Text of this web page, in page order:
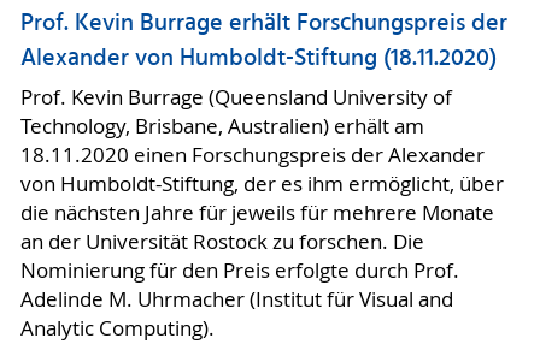
Prof. Kevin Burrage erhält Forschungspreis der
Alexander von Humboldt-Stiftung (18.11.2020)
Prof. Kevin Burrage (Queensland University of
Technology, Brisbane, Australien) erhält am
18.11.2020 einen Forschungspreis der Alexander
von Humboldt-Stiftung, der es ihm ermöglicht, über
die nächsten Jahre für jeweils für mehrere Monate
an der Universität Rostock zu forschen. Die
Nominierung für den Preis erfolgte durch Prof.
Adelinde M. Uhrmacher (Institut für Visual and
Analytic Computing).